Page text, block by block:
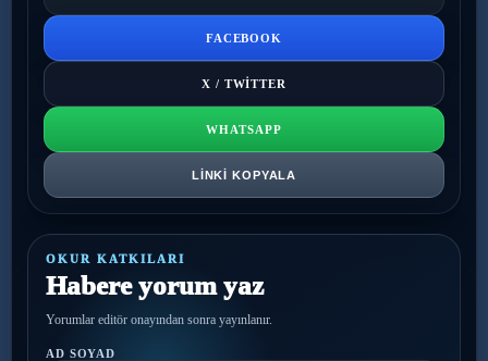
FACEBOOK
X / TWITTER
WHATSAPP
LINKI KOPYALA
OKUR KATKILARI
Habere yorum yaz
Yorumlar editör onayından sonra yayınlanır.
AD SOYAD